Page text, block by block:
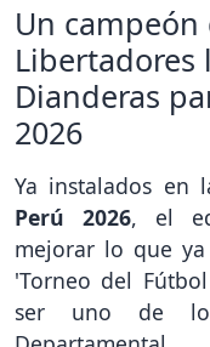
Un campeón
Libertadores
Dianderas
2026
Ya instalados en
Perú 2026, el
mejorar lo que
'Torneo del
ser uno de